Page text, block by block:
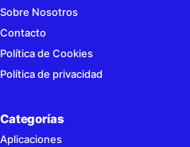
Sobre Nosotros
Contacto
Política de Cookies
Política de privacidad
Categorías
Aplicaciones